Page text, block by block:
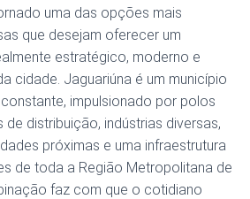
uma das opções mais
que desejam oferecer um
estratégico, moderno e
cidade. Jaguariúna é um município
impulsionado por polos
distribuição, indústrias diversas,
próximas e uma infraestrutura
de toda a Região Metropolitana de
faz com que o cotidiano